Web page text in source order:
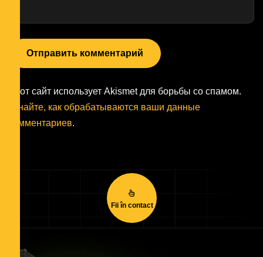
Этот сайт использует Akismet для борьбы со спамом.
Узнайте, как обрабатываются ваши данные
комментариев.
Fii în contact